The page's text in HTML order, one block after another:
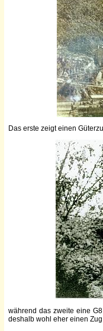
Das erste zeigt einen
während das zweite eine
deshalb wohl eher einen